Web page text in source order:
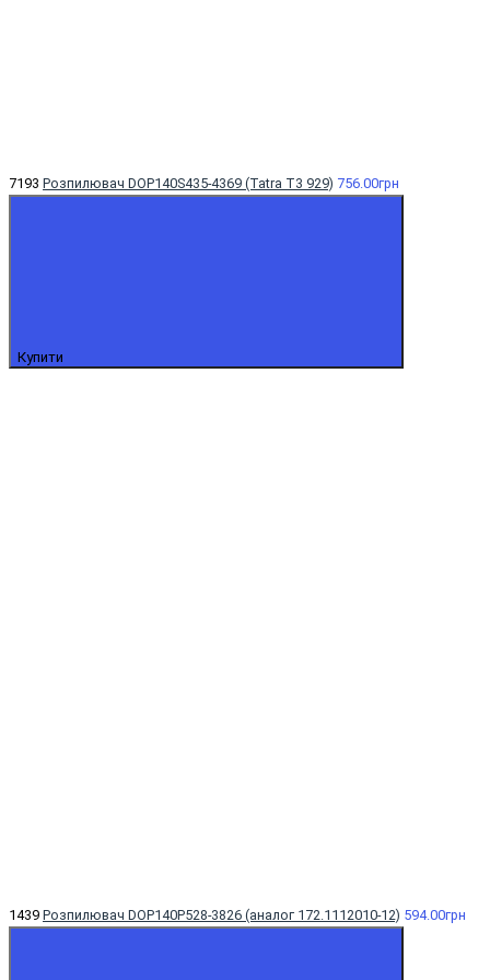
7193 Розпилювач DOP140S435-4369 (Tatra T3 929) 756.00грн
Купити
1439 Розпилювач DOP140Р528-3826 (аналог 172.1112010-12) 594.00грн